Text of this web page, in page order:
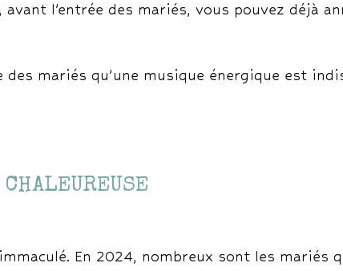
l’entrée des mariés, vous pouvez déjà
mariés qu’une musique énergique est
En 2024, nombreux sont les mariés